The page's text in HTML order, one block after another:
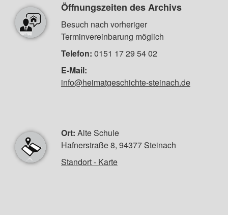
Öffnungszeiten des Archivs
Besuch nach vorheriger
Terminvereinbarung möglich
Telefon: 0151 17 29 54 02
E-Mail:
info@heimatgeschichte-steinach.de
Ort: Alte Schule
Hafnerstraße 8, 94377 Steinach
Standort - Karte